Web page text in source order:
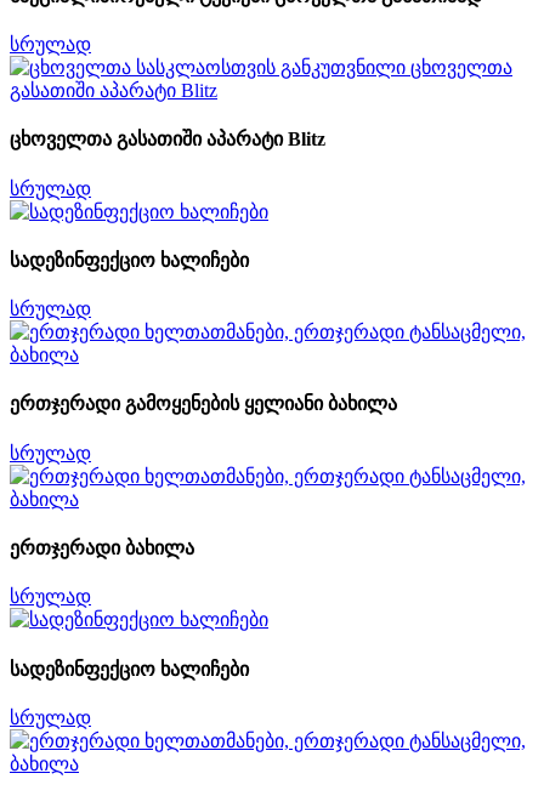
სრულად
ცხოველთა გასათიში აპარატი Blitz
სრულად
სადეზინფექციო ხალიჩები
სრულად
ერთჯერადი გამოყენების ყელიანი ბახილა
სრულად
ერთჯერადი ბახილა
სრულად
სადეზინფექციო ხალიჩები
სრულად